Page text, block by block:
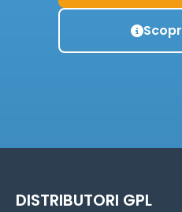
DISTRIBUTORI GPL